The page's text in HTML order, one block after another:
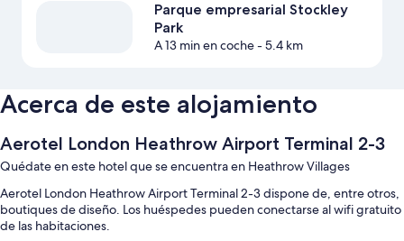
Parque empresarial Stockley
Park
A 13 min en coche- 5.4 km
Acerca de este alojamiento
Aerotel London Heathrow Airport Terminal 2-3
Quédate en este hotel que se encuentra en Heathrow Villages
Aerotel London Heathrow Airport Terminal 2-3 dispone de, entre otros,
boutiques de diseño. Los huéspedes pueden conectarse al wifi gratuito
de las habitaciones.